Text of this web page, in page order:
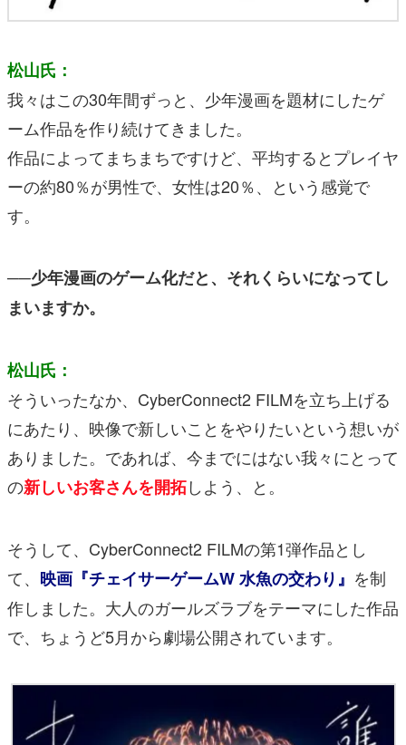
松山氏：
我々はこの30年間ずっと、少年漫画を題材にしたゲ
ーム作品を作り続けてきました。
作品によってまちまちですけど、平均するとプレイヤ
ーの約80％が男性で、女性は20％、という感覚で
す。
──少年漫画のゲーム化だと、それくらいになってし
まいますか。
松山氏：
そういったなか、CyberConnect2 FILMを立ち上げる
にあたり、映像で新しいことをやりたいという想いが
ありました。であれば、今までにはない我々にとって
の新しいお客さんを開拓しよう、と。
そうして、CyberConnect2 FILMの第1弾作品とし
て、 映画『チェイサーゲームW 水魚の交わり』 を制
作しました。大人のガールズラブをテーマにした作品
で、ちょうど5月から劇場公開されています。